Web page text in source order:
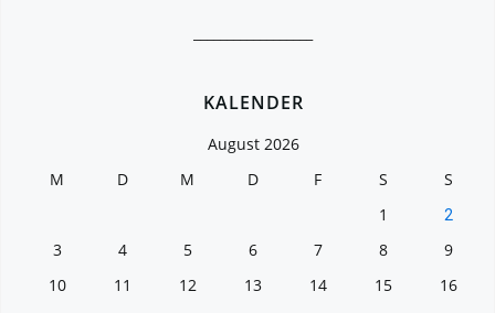
KALENDER
August 2026
M
D M D F S
S
1
2
3 4 5 6 7 8
9
10
11 12 13 14 15
16